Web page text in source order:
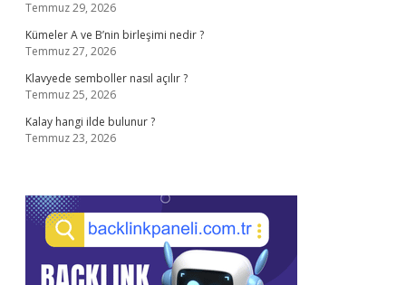
Temmuz 29, 2026
Kümeler A ve B’nin birleşimi nedir ?
Temmuz 27, 2026
Klavyede semboller nasıl açılır ?
Temmuz 25, 2026
Kalay hangi ilde bulunur ?
Temmuz 23, 2026